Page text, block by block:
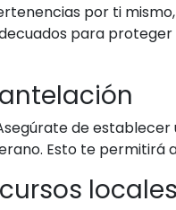
por ti
para
de
Esto te permitirá
locales